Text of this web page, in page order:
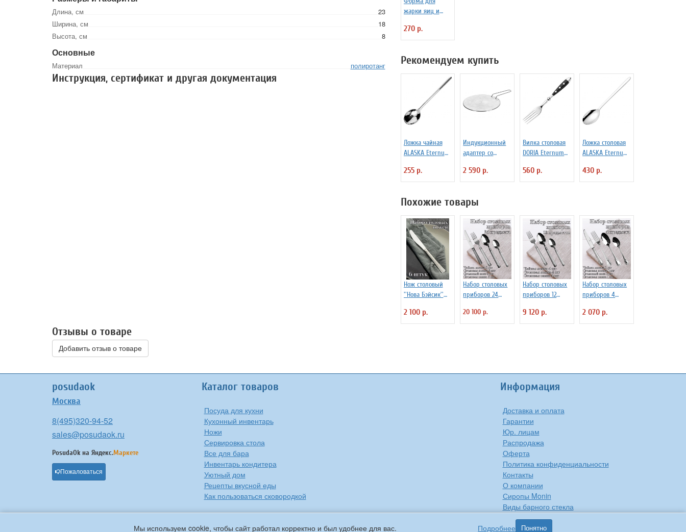
Мы используем cookie, чтобы сайт работал корректно и был удобнее для вас. Подробнее Понятно
Длина, см
23
Ширина, см
18
Высота, см
8
Основные
Материал полиротанг
Инструкция, сертификат и другая документация
жарки яиц и
силиконовая
Любовь
270 р.
Рекомендуем купить
Ложка чайная
ALASKA Eternum
255 р.
Индукционный
адаптер со
D=22.5 см
Frabosk 7050209
2 590 р.
Вилка столовая
DORIA Eternum
560 р.
Ложка столовая
ALASKA Eternum
430 р.
Похожие товары
Нож столовый
''Нова Бэйсик''
2 100 р.
Набор столовых
приборов 24
"Verona" Luxstah
20 100 р.
Набор столовых
приборов 12
"Verona" Luxstah
9 120 р.
Набор столовых
приборов 4
"Rome" Luxstahl
2 070 р.
Отзывы о товаре
Добавить отзыв о товаре
posudaok
Москва
8(495)320-94-52
sales@posudaok.ru
PosudaOk на Яндекс.Маркете
Пожаловаться
Каталог товаров
Посуда для кухни
Кухонный инвентарь
Ножи
Сервировка стола
Все для бара
Инвентарь кондитера
Уютный дом
Рецепты вкусной еды
Как пользоваться сковородкой
Информация
Доставка и оплата
Гарантии
Юр. лицам
Распродажа
Оферта
Политика конфиденциальности
Контакты
О компании
Сиропы Monin
Виды барного стекла
Рецепты вкусной еды